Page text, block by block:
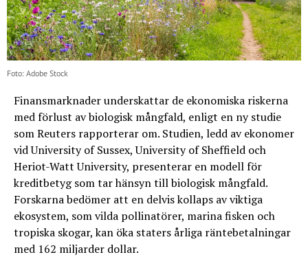
Foto: Adobe Stock
Finansmarknader underskattar de ekonomiska riskerna
med förlust av biologisk mångfald, enligt en ny studie
som Reuters rapporterar om. Studien, ledd av ekonomer
vid University of Sussex, University of Sheffield och
Heriot-Watt University, presenterar en modell för
kreditbetyg som tar hänsyn till biologisk mångfald.
Forskarna bedömer att en delvis kollaps av viktiga
ekosystem, som vilda pollinatörer, marina fisken och
tropiska skogar, kan öka staters årliga räntebetalningar
med 162 miljarder dollar.